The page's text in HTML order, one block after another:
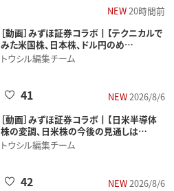
NEW20時間前
［動画］みずほ証券コラボ┃【テクニカルで
みた米国株、日本株、ドル円のめ…
トウシル編集チーム
NEW2026/8/6
41
［動画］みずほ証券コラボ┃【日米半導体
株の変調、日米株の今後の見通しは…
トウシル編集チーム
NEW2026/8/6
42